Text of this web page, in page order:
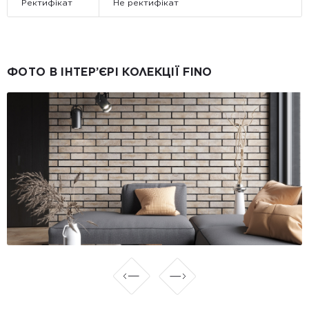
Ректифікат Не ректифікат
ФОТО В ІНТЕР’ЄРІ КОЛЕКЦІЇ FINO